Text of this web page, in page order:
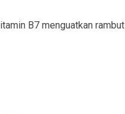
B7 menguatkan rambut